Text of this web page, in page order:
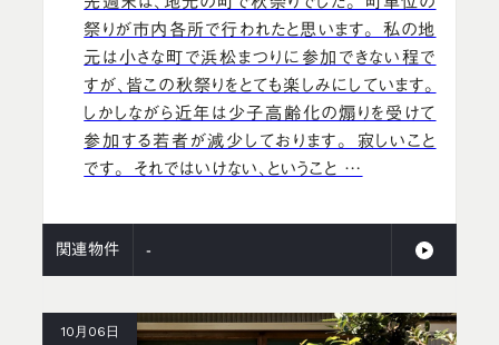
祭りが市内各所で行われたと思います。 私の地
元は小さな町で浜松まつりに参加できない程で
すが、皆この秋祭りをとても楽しみにしています。
しかしながら近年は少子高齢化の煽りを受けて
参加する若者が減少しております。 寂しいこと
です。 それではいけない、ということ …
関連物件 -
10月06日